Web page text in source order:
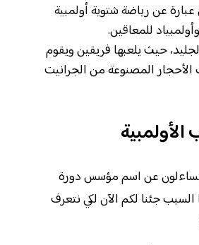
عن رياضة شتوية أولمبية
للمعاقين.
حيث يلعبها فريقين ويقوم
المصنوعة من الجرانيت
عن اسم مؤسس دورة
السبب جئنا لكم الآن لكي نتعرف